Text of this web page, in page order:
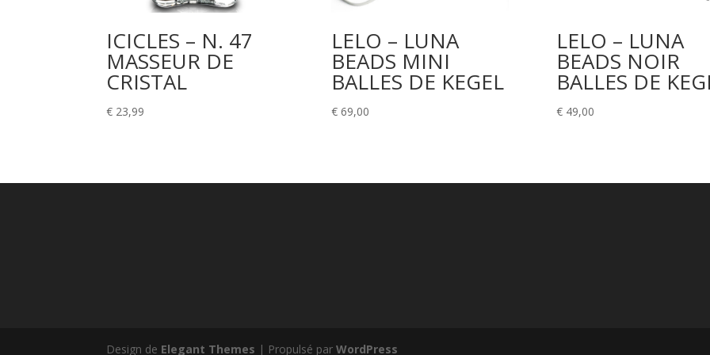
ICICLES – N. 47
MASSEUR DE
CRISTAL
€ 23,99
LELO – LUNA
BEADS MINI
BALLES DE KEGEL
€69,00
LELO – LUNA
BEADS NOIR
BALLES DE
€49,00
Design de Elegant Themes | Propulsé parWordPress